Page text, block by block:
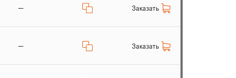
— Заказать
— Заказать